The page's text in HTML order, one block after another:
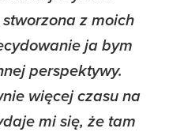
z moich
ja bym
perspektywy.
więcej czasu na
mi się, że tam